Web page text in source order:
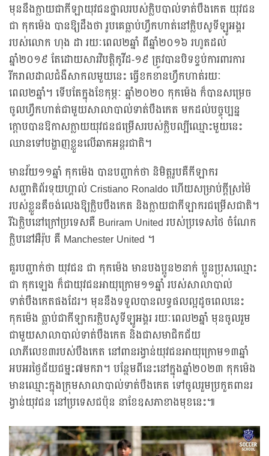
មុននឹងក្លាយជាកីឡាយុវជនថ្នាលរបស់ក្លិបបាល់ទាត់បឹងកេត យុវជន
ជា កុកម៉េង បានឱ្យដឹងថា រូបគេធ្លាប់ហ្វឹកហាត់នៅក្លិបសូទីឡូអង្គរ
របស់លោក ហុង ដា រយៈពេល២ឆ្នាំ ពីឆ្នាំ២០១៦ រហូតដល់
ឆ្នាំ២០១៩ តែដោយសារវិបត្តិកូវីដ-១៩ ត្រូវបានបិទខ្ទប់ការពារការ
រីករាលដាលជំងឺសាកលមួយនេះ ធ្វើខកខានហ្វឹកហាត់រយៈ
ពេល២ឆ្នាំ។ ទើបតែក្នុងខែកុម្ភៈ ឆ្នាំ២០២០ កុកម៉េង ក៏បានសម្រេច
ចូលហ្វឹកហាត់ជាមួយសាលាបាល់ទាត់បឹងកេត មកដល់បច្ចុប្បន្ន
ក្តោបបានឱកាសក្លាយយុវជនជម្រើសរបស់ក្លិបល្បីឈ្មោះមួយនេះ
ឈានទៅបង្ហាញខ្លួនលើឆាកអន្តរជាតិ។
មានវ័យ១១ឆ្នាំ កុកម៉េង បានបញ្ជាក់ថា និមិត្តរូបគឺកីឡាករ
សញ្ជាតិព័រទុយហ្គាល់ Cristiano Ronaldo ហើយសម្រាប់ក្តីស្រម៉ៃ
របស់ខ្លួនគឺចង់លេងឱ្យក្លិបបឹងកេត និងក្លាយជាកីឡាករជម្រើសជាតិ។
រីឯក្លិបនៅក្រៅប្រទេសគឺ Buriram United របស់ប្រទេសថៃ ចំណែក
ក្លិបនៅអឺរ៉ុប គឺ Manchester United ។
គួរបញ្ជាក់ថា យុវជន ជា កុកម៉េង មានបងប្អូន២នាក់ ប្អូនប្រុសឈ្មោះ
ជា កុកឡេង ក៏ជាយុវជនអាយុក្រោម១១ឆ្នាំ របស់សាលាបាល់
ទាត់បឹងកេតផងដែរ។ មុននឹងទទួលបានលទ្ធផលល្អដូចពេលនេះ
កុកម៉េង ធ្លាប់ជាកីឡាករក្លិបសូទីឡូអង្គរ រយៈពេល២ឆ្នាំ មុនចូលរួម
ជាមួយសាលាបាល់ទាត់បឹងកេត និងជាសមាជិកជ័យ
លាភីលេខ៣របស់បឹងកេត នៅពានរង្វាន់យុវជនអាយុក្រោម១៣ឆ្នាំ
អបអរថ្ងៃជ័យជម្នះ៧មករា។ បន្ថែមពីនេះនៅក្នុងឆ្នាំ២០២៣ កុកម៉េង
មានឈ្មោះក្នុងក្រុមសាលាបាល់ទាត់បឹងកេត ទៅចូលរួមប្រកួតពានរ
ង្វាន់យុវជន នៅប្រទេសជប៉ុន នាខែឧសភាខាងមុខនេះ៕